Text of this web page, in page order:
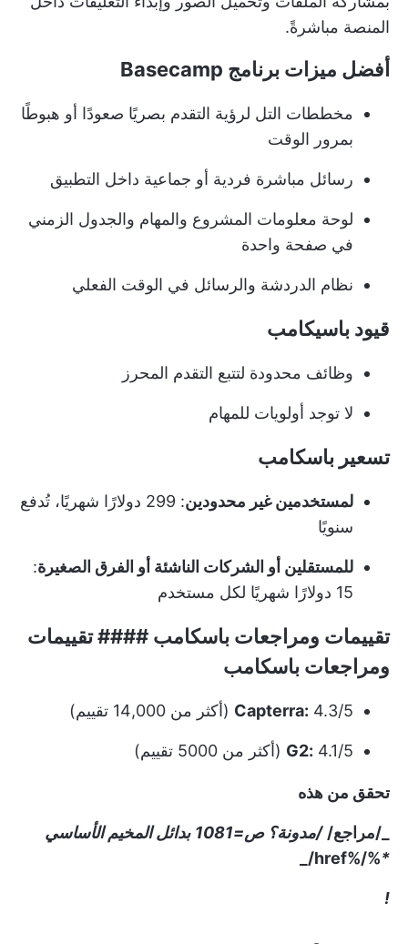
المنصة مباشرةً.
أفضل ميزات برنامج Basecamp
مخططات التل لرؤية التقدم بصريًا صعودًا أو هبوطًا
بمرور الوقت
رسائل مباشرة فردية أو جماعية داخل التطبيق
لوحة معلومات المشروع والمهام والجدول الزمني
في صفحة واحدة
نظام الدردشة والرسائل في الوقت الفعلي
قيود باسيكامب
وظائف محدودة لتتبع التقدم المحرز
لا توجد أولويات للمهام
تسعير باسكامب
لمستخدمين غير محدودين
: 299 دولارًا شهريًا، تُدفع
سنويًا
للمستقلين أو الشركات الناشئة أو الفرق الصغيرة:
15 دولارًا شهريًا لكل مستخدم
تقييمات ومراجعات باسكامب #### تقييمات
ومراجعات باسكامب
Capterra: 4.3/5 (أكثر من 14,000 تقييم)
G2: 4.1/5 (أكثر من 5000 تقييم)
تحقق من هذه
_/مراجع/ /مدونة؟ ص=1081
بدائل المخيم الأساسي
*
%/%href/_
!